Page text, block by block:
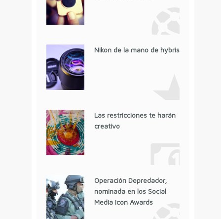
Nikon de la mano de hybris
Las restricciones te harán
creativo
Operación Depredador,
nominada en los Social
Media Icon Awards